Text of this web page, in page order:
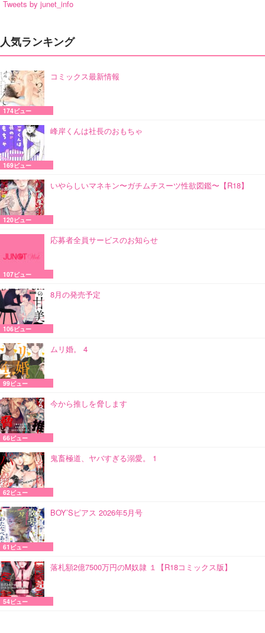
Tweets by junet_info
人気ランキング
コミックス最新情報
174ビュー
峰岸くんは社長のおもちゃ
169ビュー
いやらしいマネキン〜ガチムチスーツ性欲図鑑〜【R18】
120ビュー
応募者全員サービスのお知らせ
107ビュー
8月の発売予定
106ビュー
ムリ婚。 4
99ビュー
今から推しを脅します
66ビュー
鬼畜極道、ヤバすぎる溺愛。 1
62ビュー
BOY’Sピアス 2026年5月号
61ビュー
落札額2億7500万円のM奴隷 １【R18コミックス版】
54ビュー